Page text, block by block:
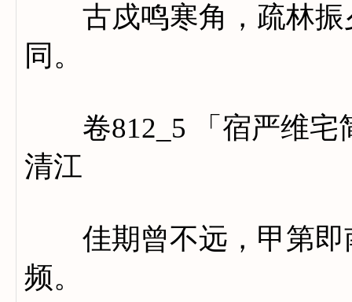
古戍鸣寒角，疏林振
同。
卷812_5 「宿严维宅
清江
佳期曾不远，甲第即
频。